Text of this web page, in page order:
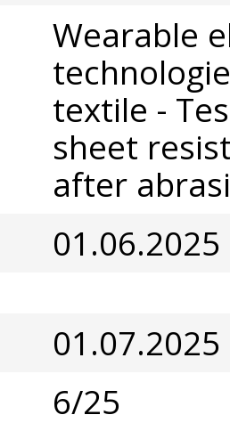
Wearable
textile -
sheet
after
01.06.2025
01.07.2025
6/25